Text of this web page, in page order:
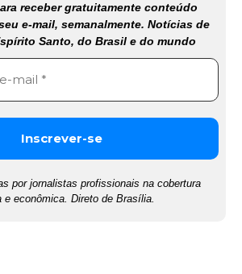
receber gratuitamente conteúdo
e-mail, semanalmente. Notícias de
Santo, do Brasil e do mundo
por jornalistas profissionais na cobertura
e econômica. Direto de Brasília.